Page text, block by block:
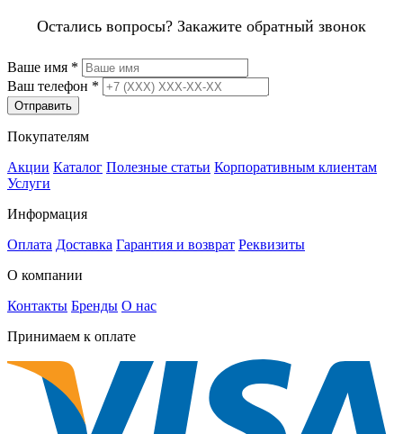
Остались вопросы? Закажите обратный звонок
Ваше имя *
Ваш телефон *
Отправить
Покупателям
Акции Каталог Полезные статьи Корпоративным клиентам
Услуги
Информация
Оплата Доставка Гарантия и возврат Реквизиты
О компании
Контакты Бренды О нас
Принимаем к оплате